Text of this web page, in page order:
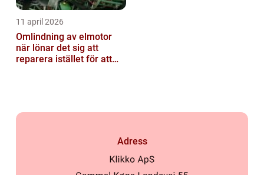
11 april 2026
Omlindning av elmotor
när lönar det sig att
reparera istället för att
Adress